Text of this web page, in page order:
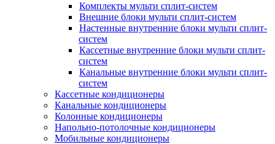
Комплекты мульти сплит-систем
Внешние блоки мульти сплит-систем
Настенные внутренние блоки мульти сплит-
систем
Кассетные внутренние блоки мульти сплит-
систем
Канальные внутренние блоки мульти сплит-
систем
Кассетные кондиционеры
Канальные кондиционеры
Колонные кондиционеры
Напольно-потолочные кондиционеры
Мобильные кондиционеры